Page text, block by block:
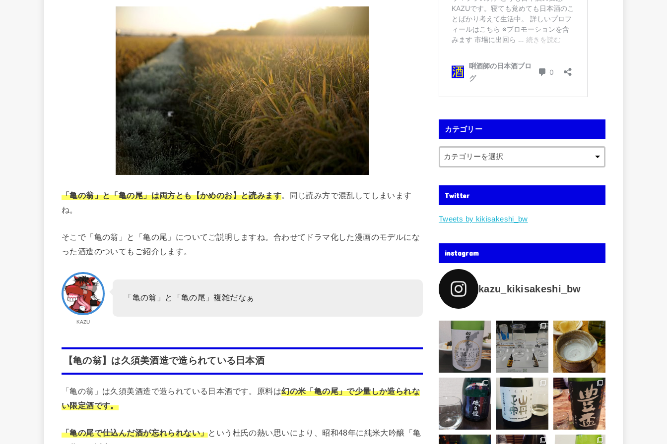
「亀の翁」と「亀の尾」は両方とも【かめのお】と読みます。同じ読み方で混乱してしまいます
ね。
そこで「亀の翁」と「亀の尾」についてご説明しますね。合わせてドラマ化した漫画のモデルにな
った酒造のついてもご紹介します。
KAZU
「亀の翁」と「亀の尾」複雑だなぁ
【亀の翁】は久須美酒造で造られている日本酒
「亀の翁」は久須美酒造で造られている日本酒です。原料は幻の米「亀の尾」で少量しか造られな
い限定酒です。
「亀の尾で仕込んだ酒が忘れられない」という杜氏の熱い思いにより、昭和48年に純米大吟醸「亀
カテゴリー
Twitter
Tweets by kikisakeshi_bw
instagram
kazu_kikisakeshi_bw